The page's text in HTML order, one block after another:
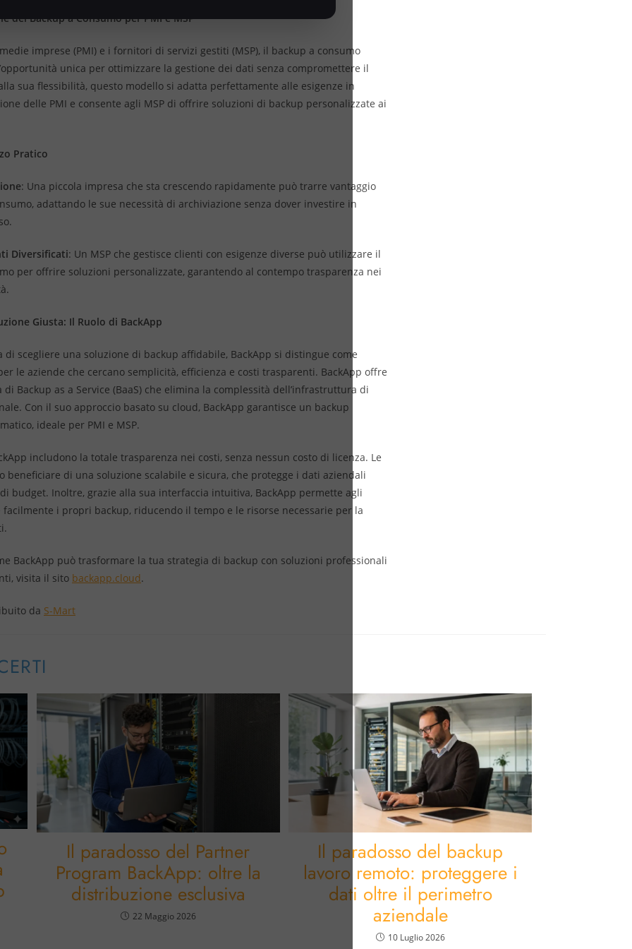
del Backup a Consumo per PMI e MSP
imprese (PMI) e i fornitori di servizi gestiti (MSP), il backup a consumo
unica per ottimizzare la gestione dei dati senza compromettere il
sua flessibilità, questo modello si adatta perfettamente alle esigenze in
delle PMI e consente agli MSP di offrire soluzioni di backup personalizzate ai
Pratico
: Una piccola impresa che sta crescendo rapidamente può trarre vantaggio
adattando le sue necessità di archiviazione senza dover investire in
Diversificati: Un MSP che gestisce clienti con esigenze diverse può utilizzare il
per offrire soluzioni personalizzate, garantendo al contempo trasparenza nei
Giusta: Il Ruolo di BackApp
di scegliere una soluzione di backup affidabile, BackApp si distingue come
le aziende che cercano semplicità, efficienza e costi trasparenti. BackApp offre
Backup as a Service (BaaS) che elimina la complessità dell’infrastruttura di
Con il suo approccio basato su cloud, BackApp garantisce un backup
ideale per PMI e MSP.
includono la totale trasparenza nei costi, senza nessun costo di licenza. Le
beneficiare di una soluzione scalabile e sicura, che protegge i dati aziendali
budget. Inoltre, grazie alla sua interfaccia intuitiva, BackApp permette agli
i propri backup, riducendo il tempo e le risorse necessarie per la
BackApp può trasformare la tua strategia di backup con soluzioni professionali
visita il sito backapp.cloud.
da S-Mart
Il paradosso del Partner
Program BackApp: oltre la
distribuzione esclusiva
22 Maggio 2026
Il paradosso del backup
lavoro remoto: proteggere i
dati oltre il perimetro
aziendale
10 Luglio 2026